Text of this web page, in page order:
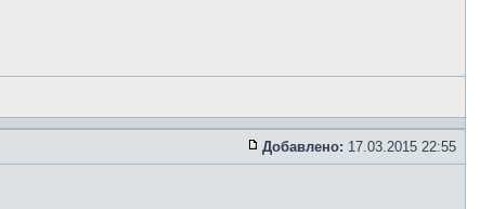
Добавлено: 17.03.2015 22:55